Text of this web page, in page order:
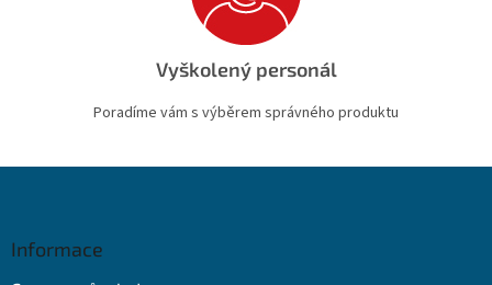
Vyškolený personál
Poradíme vám s výběrem správného produktu
Informace